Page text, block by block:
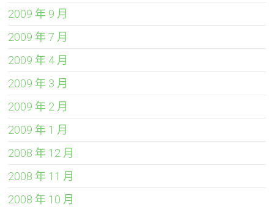
2009 年 9 月
2009 年 7 月
2009 年 4 月
2009 年 3 月
2009 年 2 月
2009 年 1 月
2008 年 12 月
2008 年 11 月
2008 年 10 月